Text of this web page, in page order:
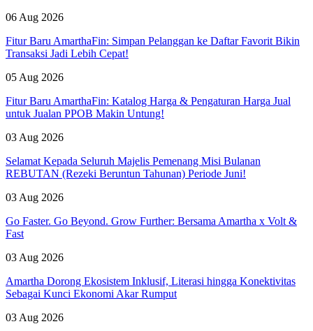
06 Aug 2026
Fitur Baru AmarthaFin: Simpan Pelanggan ke Daftar Favorit Bikin
Transaksi Jadi Lebih Cepat!
05 Aug 2026
Fitur Baru AmarthaFin: Katalog Harga & Pengaturan Harga Jual
untuk Jualan PPOB Makin Untung!
03 Aug 2026
Selamat Kepada Seluruh Majelis Pemenang Misi Bulanan
REBUTAN (Rezeki Beruntun Tahunan) Periode Juni!
03 Aug 2026
Go Faster. Go Beyond. Grow Further: Bersama Amartha x Volt &
Fast
03 Aug 2026
Amartha Dorong Ekosistem Inklusif, Literasi hingga Konektivitas
Sebagai Kunci Ekonomi Akar Rumput
03 Aug 2026